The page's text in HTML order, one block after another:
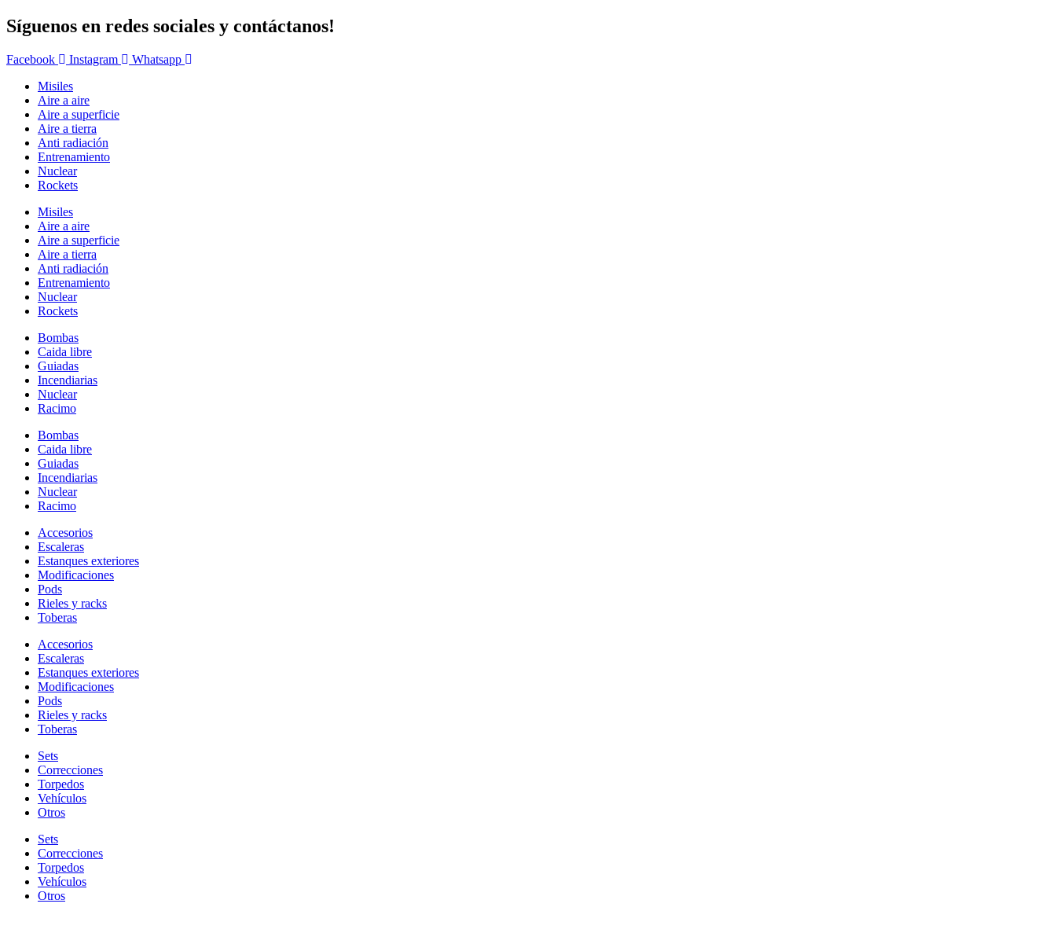
Síguenos en redes sociales y contáctanos!
Facebook Instagram
Whatsapp
Misiles
Aire a aire
Aire a superficie
Aire a tierra
Anti radiación
Entrenamiento
Nuclear
Rockets
Misiles
Aire a aire
Aire a superficie
Aire a tierra
Anti radiación
Entrenamiento
Nuclear
Rockets
Bombas
Caida libre
Guiadas
Incendiarias
Nuclear
Racimo
Bombas
Caida libre
Guiadas
Incendiarias
Nuclear
Racimo
Accesorios
Escaleras
Estanques exteriores
Modificaciones
Pods
Rieles y racks
Toberas
Accesorios
Escaleras
Estanques exteriores
Modificaciones
Pods
Rieles y racks
Toberas
Sets
Correcciones
Torpedos
Vehículos
Otros
Sets
Correcciones
Torpedos
Vehículos
Otros